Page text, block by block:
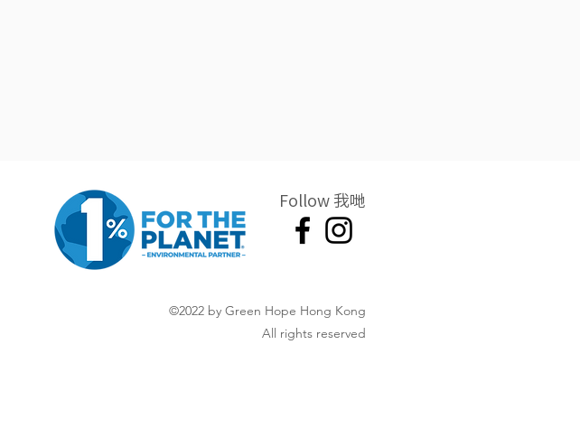
Follow 我哋
©2022 by Green Hope Hong Kong
All rights reserved